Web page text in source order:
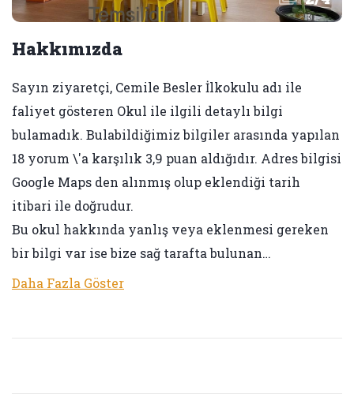
Hakkımızda
Sayın ziyaretçi, Cemile Besler İlkokulu adı ile
faliyet gösteren Okul ile ilgili detaylı bilgi
bulamadık. Bulabildiğimiz bilgiler arasında yapılan
18 yorum \'a karşılık 3,9 puan aldığıdır. Adres bilgisi
Google Maps den alınmış olup eklendiği tarih
itibari ile doğrudur.
Bu okul hakkında yanlış veya eklenmesi gereken
bir bilgi var ise bize sağ tarafta bulunan…
Daha Fazla Göster